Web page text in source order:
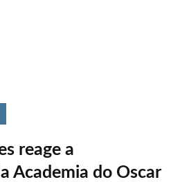
reage a
Academia do Oscar